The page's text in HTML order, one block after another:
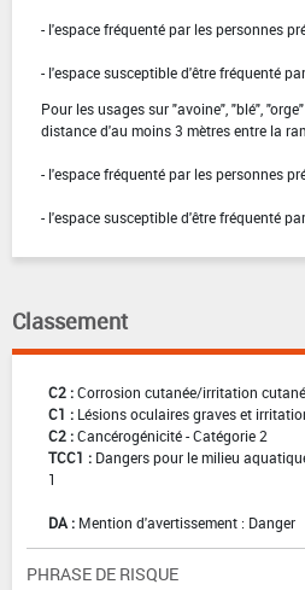
- l'espace fréquenté par les personnes
- l'espace susceptible d'être fréquenté
Pour les usages sur "avoine", "blé",
distance d'au moins 3 mètres entre la
- l'espace fréquenté par les personnes
- l'espace susceptible d'être fréquenté
Classement
C2 :Corrosion cutanée/irritation
C1 : Lésions oculaires graves et
C2 :Cancérogénicité - Catégorie 2
TCC1 : Dangers pour le milieu
1
DA : Mention d'avertissement : Danger
PHRASE DE RISQUE